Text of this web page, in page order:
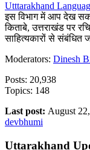
Utttarakhand
इस विभाग में आप देख
किताबे, उत्तराखंड पर
साहित्यकारों से संबंधित
Moderators: Dinesh
Posts: 20,938
Topics: 148
Last post: August
devbhumi
Uttarakhand